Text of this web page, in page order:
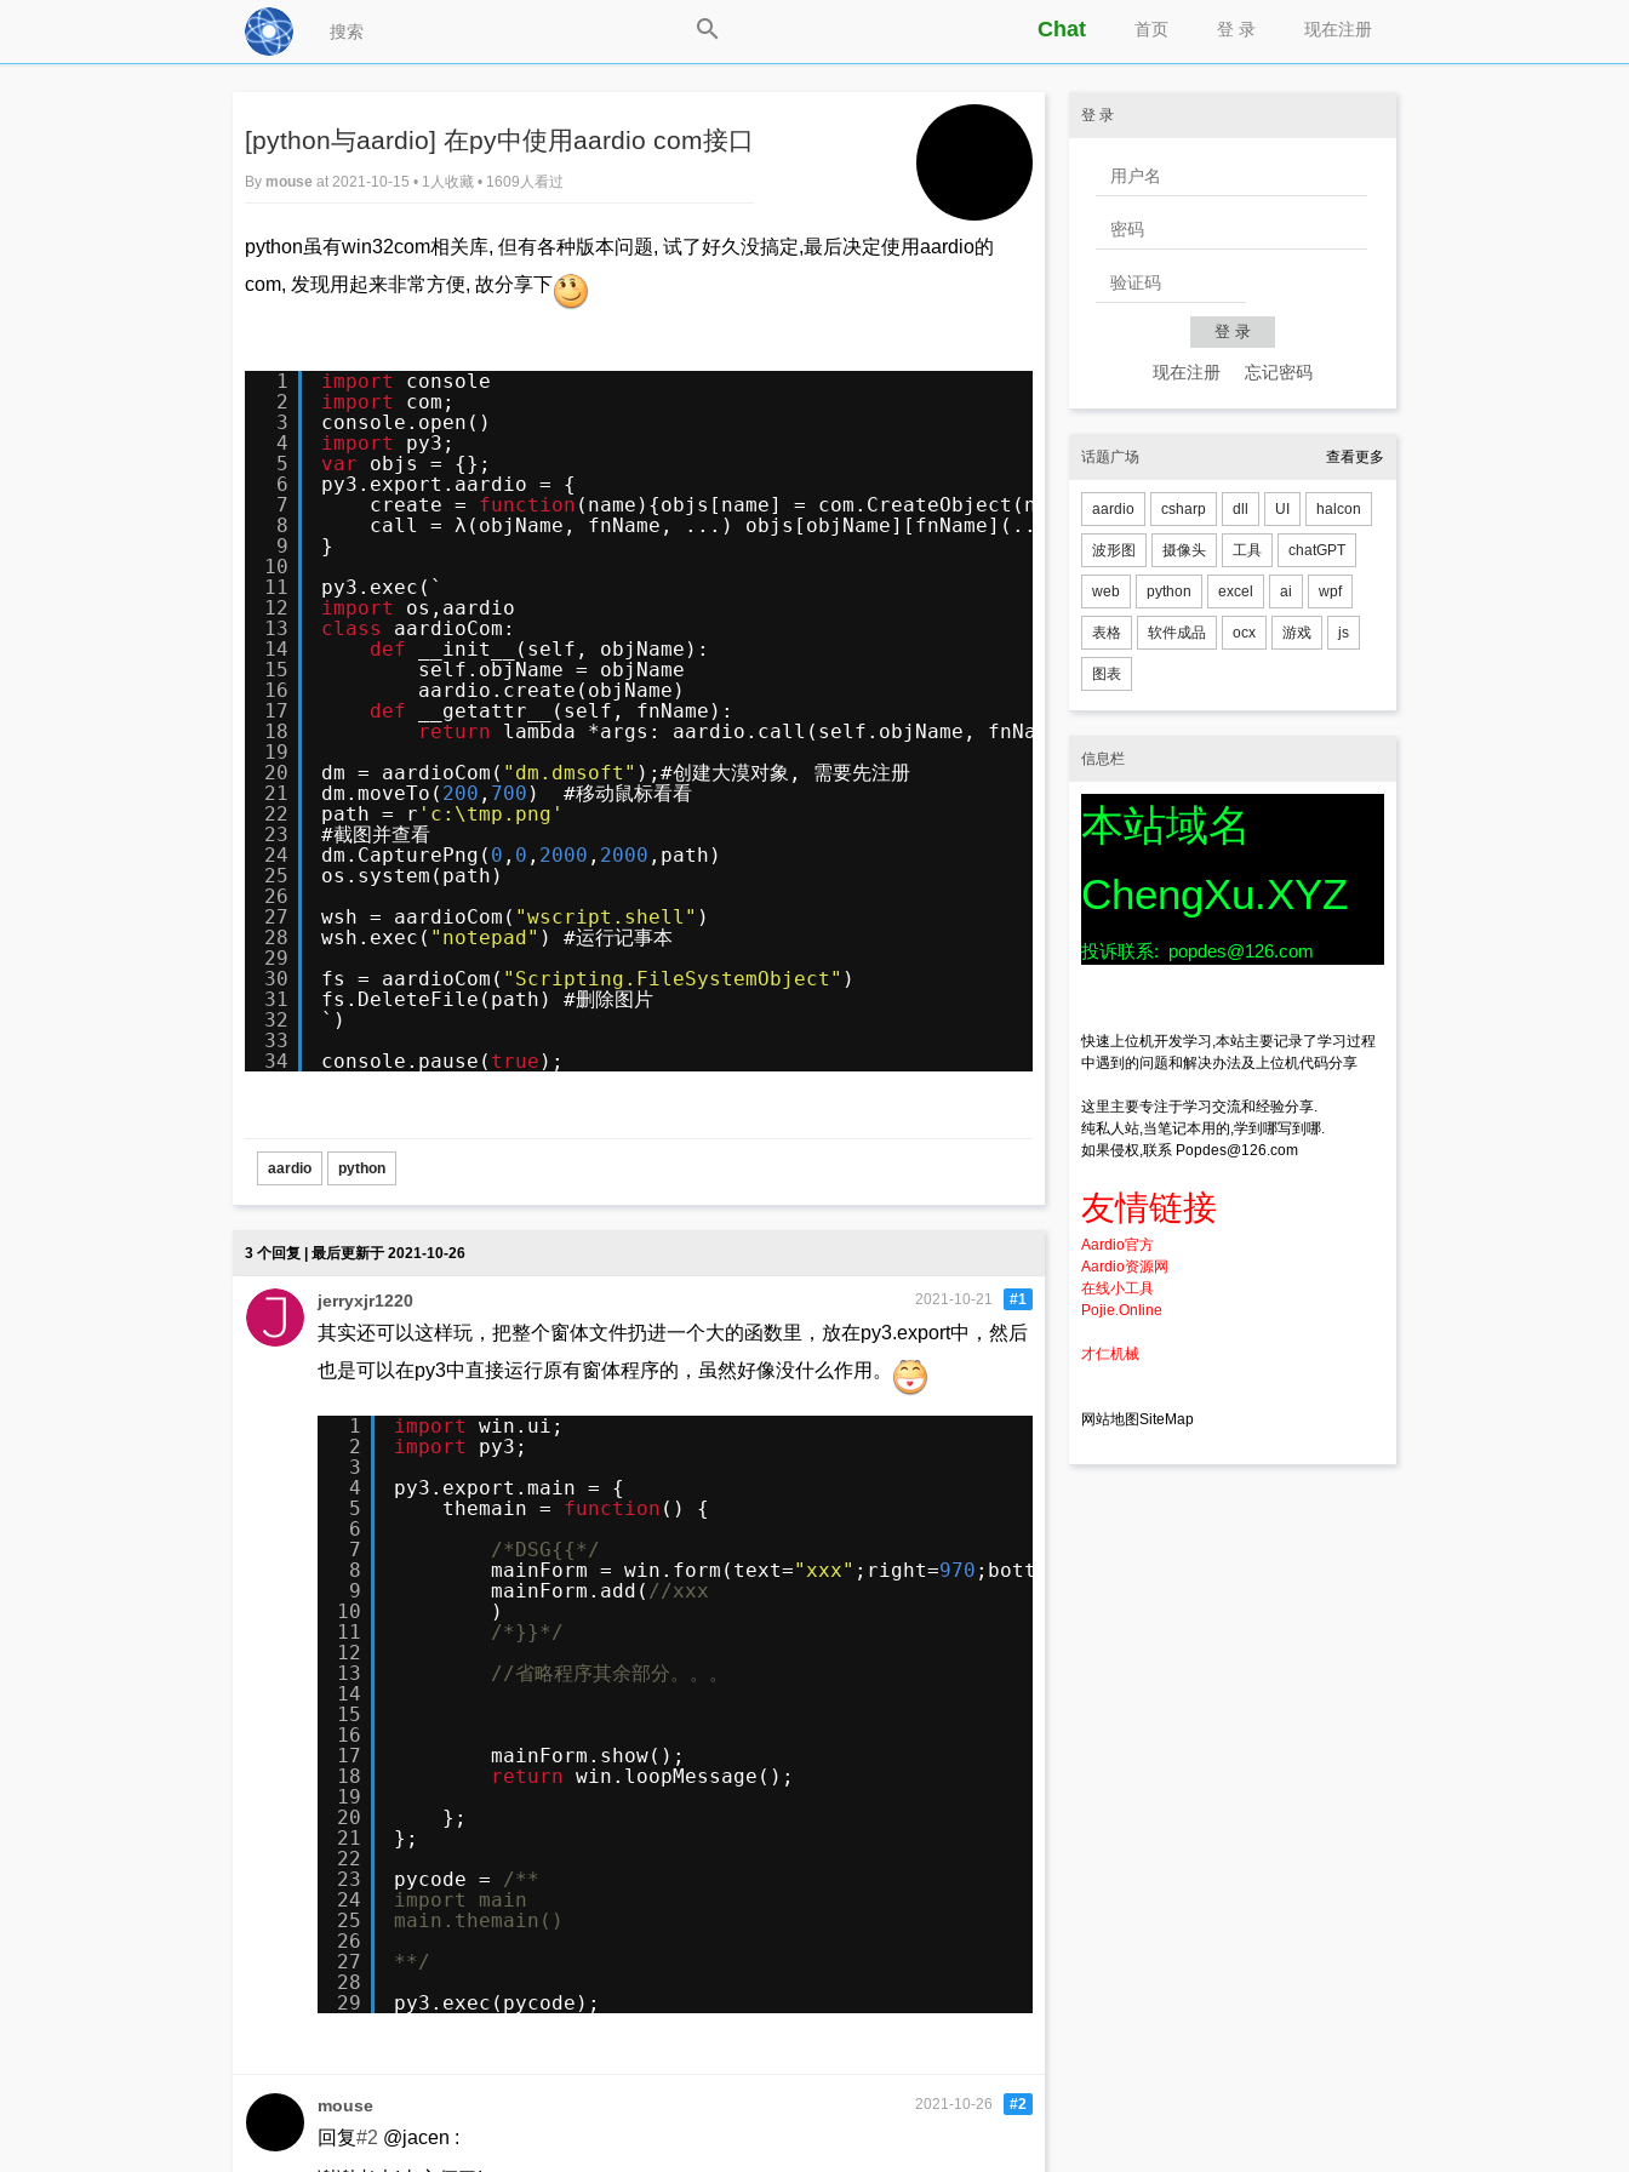
现在注册
登 录
首页
Chat
[python与aardio] 在py中使用aardio com接口
By mouse at 2021-10-15 • 1人收藏 • 1609人看过
python虽有win32com相关库, 但有各种版本问题, 试了好久没搞定,最后决定使用aardio的
com, 发现用起来非常方便, 故分享下
1
2
3
4
5
6
7
8
9
10
11
12
13
14
15
16
17
18
19
20
21
22
23
24
25
26
27
28
29
30
31
32
33
34
import
console
import
com;
console.open()
import
py3;
var
objs = {};
py3.export.aardio = {
create = function (name){objs[name] = com.CreateObject(name)};
call = λ(objName, fnName, ...) objs[objName][fnName](...);
}
py3.exec(`
import
os,aardio
class
aardioCom:
def
__init__(self, objName):
self.objName = objName
aardio.create(objName)
def
__getattr__(self, fnName):
return
lambda *args: aardio.call(self.objName, fnName, *args)
dm = aardioCom( "dm.dmsoft" );#创建大漠对象, 需要先注册
dm.moveTo( 200 , 700 )  #移动鼠标看看
path = r 'c:\tmp.png'
#截图并查看
dm.CapturePng( 0 , 0 , 2000 , 2000 ,path)
os.system(path)
wsh = aardioCom( "wscript.shell" )
wsh.exec( "notepad" ) #运行记事本
fs = aardioCom( "Scripting.FileSystemObject" )
fs.DeleteFile(path) #删除图片
`)
console.pause( true );
aardio python
3 个回复 | 最后更新于 2021-10-26
jerryxjr1220 2021-10-21 #1
其实还可以这样玩，把整个窗体文件扔进一个大的函数里，放在py3.export中，然后
也是可以在py3中直接运行原有窗体程序的，虽然好像没什么作用。
1
2
3
4
5
6
7
8
9
10
11
12
13
14
15
16
17
18
19
20
21
22
23
24
25
26
27
28
29
import
win.ui;
import
py3;
py3.export.main = {
themain = function () {
/*DSG{{*/
mainForm = win.form(text="xxx" ;right=970 ;bottom=
mainForm.add( //xxx
)
/*}}*/
//省略程序其余部分。。。
mainForm.show();
return win.loopMessage();
};
};
pycode = /**
import main
main.themain()
**/
py3.exec(pycode);
mouse 2021-10-26 #2
回复#2 @jacen :
登 录
现在注册 忘记密码
话题广场 查看更多
aardio csharp dll UI halcon
波形图 摄像头 工具 chatGPT
web python excel ai wpf
表格 软件成品 ocx 游戏 js
图表
信息栏
本站域名
ChengXu.XYZ
投诉联系: popdes@126.com
快速上位机开发学习,本站主要记录了学习过程
中遇到的问题和解决办法及上位机代码分享
这里主要专注于学习交流和经验分享.
纯私人站,当笔记本用的,学到哪写到哪.
如果侵权,联系 Popdes@126.com
友情链接
Aardio官方
Aardio资源网
在线小工具
Pojie.Online
才仁机械
网站地图SiteMap